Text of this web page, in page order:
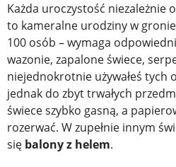
Każda uroczystość niezależnie
to kameralne urodziny w
100 osób – wymaga
wazonie, zapalone świece,
niejednokrotnie używałeś tych
jednak do zbyt trwałych
świece szybko gasną, a
rozerwać. W zupełnie innym
się balony z helem.